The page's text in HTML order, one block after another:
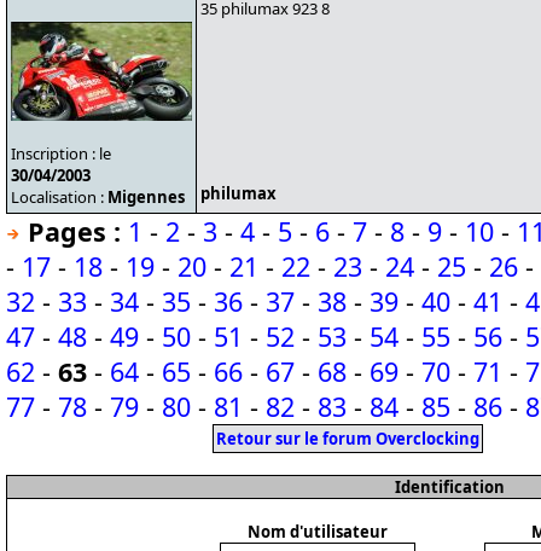
Inscription : le
30/04/2003
Localisation : Migennes
35 philumax 923 8
philumax
Pages : 1 - 2 - 3 - 4 - 5 - 6 - 7 - 8 - 9 - 10 -
- 17 - 18 - 19 - 20 - 21 - 22 - 23 - 24 - 25 - 26 -
32 - 33 - 34 - 35 - 36 - 37 - 38 - 39 - 40 - 41 -
47 - 48 - 49 - 50 - 51 - 52 - 53 - 54 - 55 - 56 -
62 - 63 - 64 - 65 - 66 - 67 - 68 - 69 - 70 - 71 -
77 - 78 - 79 - 80 - 81 - 82 - 83 - 84 - 85 - 86 -
Retour sur le forum Overclocking
Identification
Nom d'utilisateur